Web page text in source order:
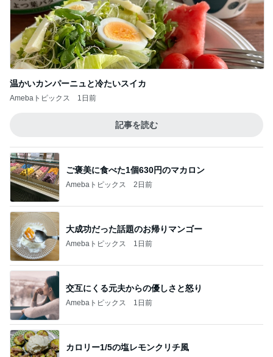
温かいカンパーニュと冷たいスイカ
Amebaトピックス 1日前
記事を読む
ご褒美に食べた1個630円のマカロン
Amebaトピックス 2日前
大成功だった話題のお帰りマンゴー
Amebaトピックス 1日前
交互にくる元夫からの優しさと怒り
Amebaトピックス 1日前
カロリー1/5の塩レモンクリチ風